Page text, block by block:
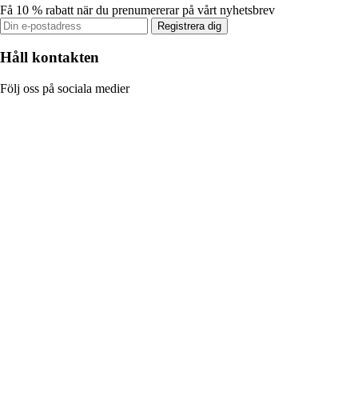
Få 10 % rabatt när du prenumererar på vårt nyhetsbrev
Registrera dig
Håll kontakten
Följ oss på sociala medier